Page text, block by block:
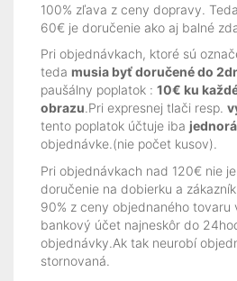
100% zľava z ceny dopravy.
60€ je doručenie ako aj balné
Pri objednávkach, ktoré sú
teda musia byť doručené do
paušálny poplatok : 10€ ku
obrazu.Pri expresnej tlači resp.
tento poplatok účtuje iba
objednávke.(nie počet kusov).
Pri objednávkach nad 120€ nie
doručenie na dobierku a
90% z ceny objednaného tovaru
bankový účet najneskôr do
objednávky.Ak tak neurobí
stornovaná.